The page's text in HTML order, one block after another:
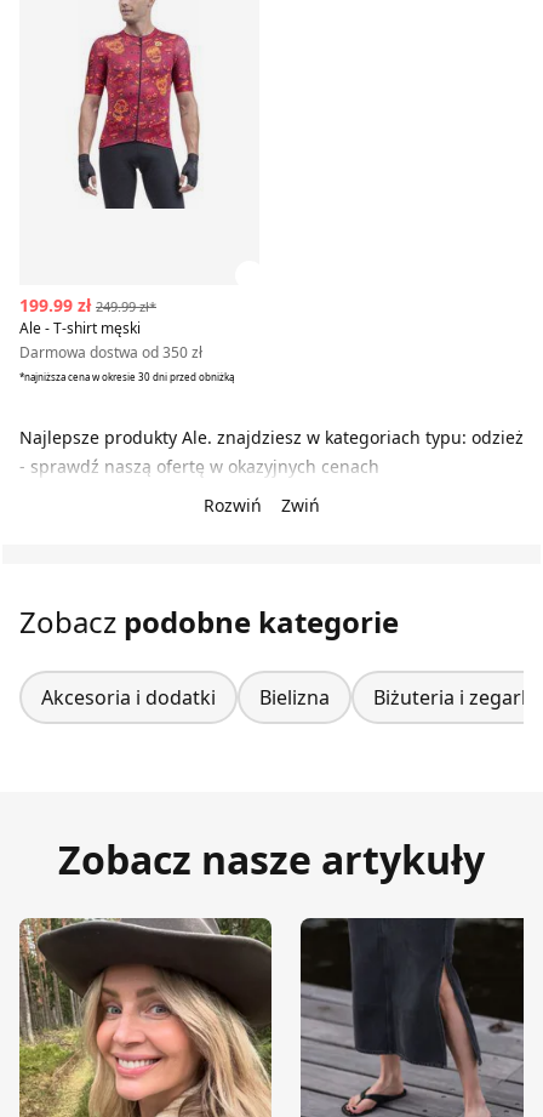
199.99 zł 249.99 zł*
Ale - T-shirt męski
Darmowa dostwa od 350 zł
*najniższa cena w okresie 30 dni przed obniżką
Najlepsze produkty Ale. znajdziesz w kategoriach typu: odzież
- sprawdź naszą ofertę w okazyjnych cenach
Rozwiń
Zwiń
Zobacz podobne kategorie
Akcesoria i dodatki Bielizna Biżuteria i zegarki
Zobacz nasze artykuły